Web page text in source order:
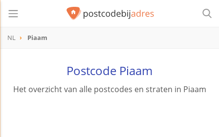
NL Piaam
Postcode Piaam
Het overzicht van alle postcodes en straten in Piaam